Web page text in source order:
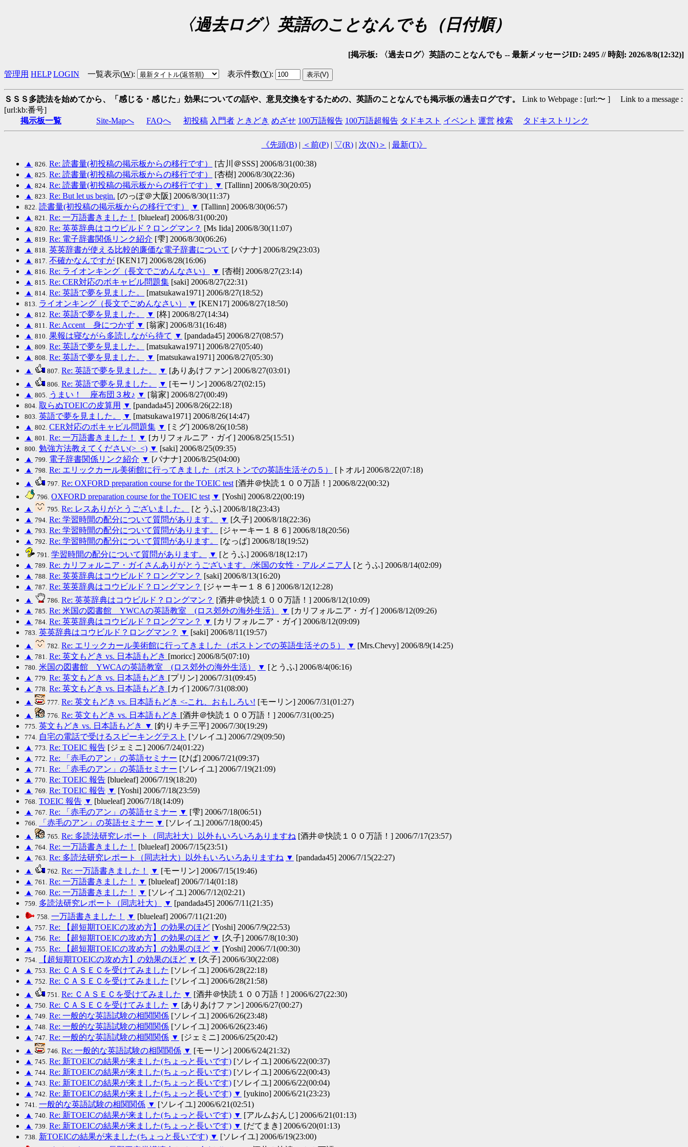
〈過去ログ〉英語のことなんでも（日付順）
[掲示板: 〈過去ログ〉英語のことなんでも -- 最新メッセージID: 2495 // 時刻: 2026/8/8(12:32)]
管理用 HELP LOGIN 一覧表示(W): 表示件数(Y):
ＳＳＳ多読法を始めてから、「感じる・感じた」効果についての話や、意見交換をするための、英語のことなんでも掲示板の過去ログです。
Link to Webpage : [url:〜 ] Link to a message :
[url:kb:番号]
掲示板一覧
Site-Mapへ FAQへ 初投稿 入門者 ときどき めざせ 100万語報告 100万語超報告 タドキスト イベント 運営 検索 タドキストリンク
《先頭(B)| ＜前(P)| ▽(R)| 次(N)＞ | 最新(T)》
▲ 826. Re: 読書量(初投稿の掲示板からの移行です）
[古川＠SSS] 2006/8/31(00:38)
▲ 825. Re: 読書量(初投稿の掲示板からの移行です）
[杏樹] 2006/8/30(22:36)
▲ 824. Re: 読書量(初投稿の掲示板からの移行です） ▼ [Tallinn] 2006/8/30(20:05)
▲ 823. Re: But let us begin. [のっぽ＠大阪] 2006/8/30(11:37)
822. 読書量(初投稿の掲示板からの移行です） ▼ [Tallinn] 2006/8/30(06:57)
▲ 821. Re: 一万語書きました！
[blueleaf] 2006/8/31(00:20)
▲ 820. Re: 英英辞典はコウビルド？ロングマン？ [Ms Iida] 2006/8/30(11:07)
▲ 819. Re: 電子辞書関係リンク紹介 [雫] 2006/8/30(06:26)
▲ 818. 英英辞書が使える比較的廉価な電子辞書について [バナナ] 2006/8/29(23:03)
▲ 817. 不確かなんですが [KEN17] 2006/8/28(16:06)
▲ 816. Re: ライオンキング（長文でごめんなさい） ▼ [杏樹] 2006/8/27(23:14)
▲ 815. Re: CER対応のボキャビル問題集 [saki] 2006/8/27(22:31)
▲ 814. Re: 英語で夢を見ました。 [matsukawa1971] 2006/8/27(18:52)
813. ライオンキング（長文でごめんなさい） ▼ [KEN17] 2006/8/27(18:50)
▲ 812. Re: 英語で夢を見ました。 ▼ [柊] 2006/8/27(14:34)
▲ 811. Re: Accent 身につかず ▼ [翁家] 2006/8/31(16:48)
▲ 810. 果報は寝ながら多読しながら待て ▼ [pandada45] 2006/8/27(08:57)
▲ 809. Re: 英語で夢を見ました。
[matsukawa1971] 2006/8/27(05:40)
▲ 808. Re: 英語で夢を見ました。 ▼ [matsukawa1971] 2006/8/27(05:30)
▲
807. Re: 英語で夢を見ました。 ▼ [ありあけファン] 2006/8/27(03:01)
▲
806. Re: 英語で夢を見ました。 ▼ [モーリン] 2006/8/27(02:15)
▲ 805. うまい！ 座布団３枚♪ ▼ [翁家] 2006/8/27(00:49)
804. 取らぬTOEICの皮算用 ▼ [pandada45] 2006/8/26(22:18)
803. 英語で夢を見ました。 ▼ [matsukawa1971] 2006/8/26(14:47)
▲ 802. CER対応のボキャビル問題集 ▼ [ミグ] 2006/8/26(10:58)
▲ 801. Re: 一万語書きました！ ▼ [カリフォルニア・ガイ] 2006/8/25(15:51)
800. 勉強方法教えてください(>_<) ▼ [saki] 2006/8/25(09:35)
▲ 799. 電子辞書関係リンク紹介 ▼ [バナナ] 2006/8/25(04:00)
▲ 798. Re: エリックカール美術館に行ってきました（ボストンでの英語生活その５）
[トオル] 2006/8/22(07:18)
▲
797. Re: OXFORD preparation course for the TOEIC test [酒井＠快読１００万語！] 2006/8/22(00:32)
796. OXFORD preparation course for the TOEIC test ▼ [Yoshi] 2006/8/22(00:19)
▲
795. Re: レスありがとうございました。
[とうふ] 2006/8/18(23:43)
▲ 794. Re: 学習時間の配分について質問があります。 ▼ [久子] 2006/8/18(22:36)
▲ 793. Re: 学習時間の配分について質問があります。
[ジャーキー１８６] 2006/8/18(20:56)
▲ 792. Re: 学習時間の配分について質問があります。 [なっぱ] 2006/8/18(19:52)
791. 学習時間の配分について質問があります。 ▼ [とうふ] 2006/8/18(12:17)
▲ 789. Re: カリフォルニア・ガイさんありがとうございます。/米国の女性・アルメニア人 [とうふ] 2006/8/14(02:09)
▲ 788. Re: 英英辞典はコウビルド？ロングマン？ [saki] 2006/8/13(16:20)
▲ 787. Re: 英英辞典はコウビルド？ロングマン？ [ジャーキー１８６] 2006/8/12(12:28)
▲
786. Re: 英英辞典はコウビルド？ロングマン？ [酒井＠快読１００万語！] 2006/8/12(10:09)
▲ 785. Re: 米国の図書館 YWCAの英語教室 (ロス郊外の海外生活） ▼ [カリフォルニア・ガイ] 2006/8/12(09:26)
▲ 784. Re: 英英辞典はコウビルド？ロングマン？ ▼ [カリフォルニア・ガイ] 2006/8/12(09:09)
783. 英英辞典はコウビルド？ロングマン？ ▼ [saki] 2006/8/11(19:57)
▲
782. Re: エリックカール美術館に行ってきました（ボストンでの英語生活その５） ▼ [Mrs.Chevy] 2006/8/9(14:25)
▲ 781. Re: 英文もどき vs. 日本語もどき [moricc] 2006/8/5(07:10)
780. 米国の図書館 YWCAの英語教室 (ロス郊外の海外生活） ▼ [とうふ] 2006/8/4(06:16)
▲ 779. Re: 英文もどき vs. 日本語もどき [プリン] 2006/7/31(09:45)
▲ 778. Re: 英文もどき vs. 日本語もどき [カイ] 2006/7/31(08:00)
▲
777. Re: 英文もどき vs. 日本語もどき <-これ、おもしろい! [モーリン] 2006/7/31(01:27)
▲
776. Re: 英文もどき vs. 日本語もどき [酒井＠快読１００万語！] 2006/7/31(00:25)
775. 英文もどき vs. 日本語もどき ▼ [釣りキチ三平] 2006/7/30(19:29)
774. 自宅の電話で受けるスピーキングテスト [ソレイユ] 2006/7/29(09:50)
▲ 773. Re: TOEIC 報告 [ジェミニ] 2006/7/24(01:22)
▲ 772. Re: 「赤毛のアン」の英語セミナー [ひば] 2006/7/21(09:37)
▲ 771. Re: 「赤毛のアン」の英語セミナー [ソレイユ] 2006/7/19(21:09)
▲ 770. Re: TOEIC 報告 [blueleaf] 2006/7/19(18:20)
▲ 769. Re: TOEIC 報告 ▼ [Yoshi] 2006/7/18(23:59)
768. TOEIC 報告 ▼ [blueleaf] 2006/7/18(14:09)
▲ 767. Re: 「赤毛のアン」の英語セミナー ▼ [雫] 2006/7/18(06:51)
766. 「赤毛のアン」の英語セミナー ▼ [ソレイユ] 2006/7/18(00:45)
▲
765. Re: 多読法研究レポート（同志社大）以外もいろいろありますね [酒井＠快読１００万語！] 2006/7/17(23:57)
▲ 764. Re: 一万語書きました！
[blueleaf] 2006/7/15(23:51)
▲ 763. Re: 多読法研究レポート（同志社大）以外もいろいろありますね ▼ [pandada45] 2006/7/15(22:27)
▲
762. Re: 一万語書きました！ ▼ [モーリン] 2006/7/15(19:46)
▲ 761. Re: 一万語書きました！ ▼ [blueleaf] 2006/7/14(01:18)
▲ 760. Re: 一万語書きました！ ▼ [ソレイユ] 2006/7/12(02:21)
759. 多読法研究レポート（同志社大） ▼ [pandada45] 2006/7/11(21:35)
758. 一万語書きました！ ▼ [blueleaf] 2006/7/11(21:20)
▲ 757. Re: 【超短期TOEICの攻め方】の効果のほど [Yoshi] 2006/7/9(22:53)
▲ 756. Re: 【超短期TOEICの攻め方】の効果のほど ▼ [久子] 2006/7/8(10:30)
▲ 755. Re: 【超短期TOEICの攻め方】の効果のほど ▼ [Yoshi] 2006/7/1(00:30)
754. 【超短期TOEICの攻め方】の効果のほど ▼ [久子] 2006/6/30(22:08)
▲ 753. Re: ＣＡＳＥＣを受けてみました [ソレイユ] 2006/6/28(22:18)
▲ 752. Re: ＣＡＳＥＣを受けてみました [ソレイユ] 2006/6/28(21:58)
▲
751. Re: ＣＡＳＥＣを受けてみました ▼ [酒井＠快読１００万語！] 2006/6/27(22:30)
▲ 750. Re: ＣＡＳＥＣを受けてみました ▼ [ありあけファン] 2006/6/27(00:27)
▲ 749. Re: 一般的な英語試験の相関関係 [ソレイユ] 2006/6/26(23:48)
▲ 748. Re: 一般的な英語試験の相関関係 [ソレイユ] 2006/6/26(23:46)
▲ 747. Re: 一般的な英語試験の相関関係 ▼ [ジェミニ] 2006/6/25(20:42)
▲
746. Re: 一般的な英語試験の相関関係 ▼ [モーリン] 2006/6/24(21:32)
▲ 745. Re: 新TOEICの結果が来ました(ちょっと長いです) [ソレイユ] 2006/6/22(00:37)
▲ 744. Re: 新TOEICの結果が来ました(ちょっと長いです) [ソレイユ] 2006/6/22(00:43)
▲ 743. Re: 新TOEICの結果が来ました(ちょっと長いです) [ソレイユ] 2006/6/22(00:04)
▲ 742. Re: 新TOEICの結果が来ました(ちょっと長いです) ▼ [yukino] 2006/6/21(23:23)
741. 一般的な英語試験の相関関係 ▼ [ソレイユ] 2006/6/21(02:51)
▲ 740. Re: 新TOEICの結果が来ました(ちょっと長いです) ▼ [アルムおんじ] 2006/6/21(01:13)
▲ 739. Re: 新TOEICの結果が来ました(ちょっと長いです) ▼ [だてまき] 2006/6/20(01:13)
738. 新TOEICの結果が来ました(ちょっと長いです) ▼ [ソレイユ] 2006/6/19(23:00)